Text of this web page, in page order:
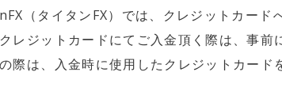
（タイタンFX）では、クレジットカード
レジットカードにてご入金頂く際は、事前
際は、入金時に使用したクレジットカード